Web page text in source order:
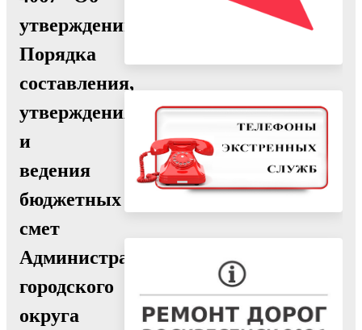
утверждении
Порядка
составления,
утверждения
и
ведения
бюджетных
смет
Администрации
городского
округа